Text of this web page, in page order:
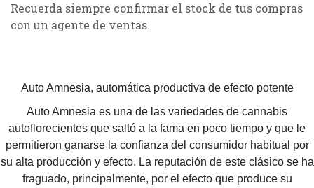
Recuerda siempre confirmar el stock de tus compras
con un agente de ventas.
Auto Amnesia, automática productiva de efecto potente
Auto Amnesia es una de las variedades de cannabis
autoflorecientes que saltó a la fama en poco tiempo y que le
permitieron ganarse la confianza del consumidor habitual por
su alta producción y efecto. La reputación de este clásico se ha
fraguado, principalmente, por el efecto que produce su